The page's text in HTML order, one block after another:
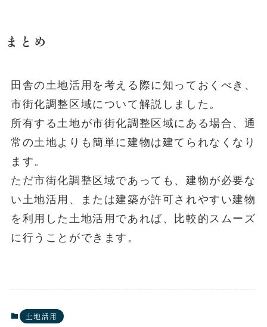
まとめ
田舎の土地活用を考える際に知っておくべき、
市街化調整区域について解説しました。
所有する土地が市街化調整区域にある場合、通
常の土地よりも簡単に建物は建てられなくなり
ます。
ただ市街化調整区域であっても、建物が必要な
い土地活用、または建築が許可されやすい建物
を利用した土地活用であれば、比較的スムーズ
に行うことができます。
土地活用